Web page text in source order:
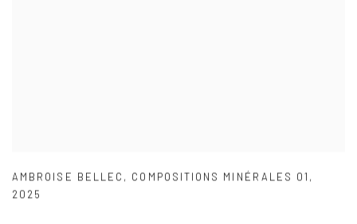
AMBROISE BELLEC , COMPOSITIONS MINÉRALES 01 ,
2025